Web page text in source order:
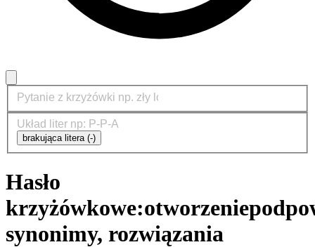
brakująca litera (-)
Hasło
krzyżówkowe:otworzenie
synonimy, rozwiązania